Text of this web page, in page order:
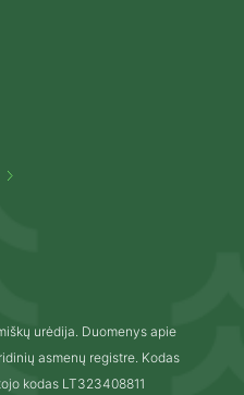
urėdija. Duomenys apie
asmenų registre. Kodas
kodas LT323408811